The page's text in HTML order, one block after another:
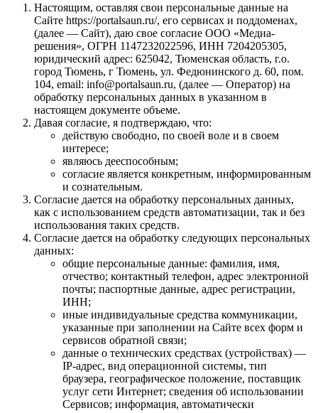
Настоящим, оставляя свои персональные данные на
Сайте https://portalsaun.ru/, его сервисах и поддоменах,
(далее — Сайт), даю свое согласие ООО «Медиа-
решения», ОГРН 1147232022596, ИНН 7204205305,
юридический адрес: 625042, Тюменская область, г.о.
город Тюмень, г Тюмень, ул. Федюнинского д. 60, пом.
104, email: info@portalsaun.ru, (далее — Оператор) на
обработку персональных данных в указанном в
настоящем документе объеме.
Давая согласие, я подтверждаю, что:
действую свободно, по своей воле и в своем
интересе;
являюсь дееспособным;
согласие является конкретным, информированным
и сознательным.
Согласие дается на обработку персональных данных,
как с использованием средств автоматизации, так и без
использования таких средств.
Согласие дается на обработку следующих персональных
данных:
общие персональные данные: фамилия, имя,
отчество; контактный телефон, адрес электронной
почты; паспортные данные, адрес регистрации,
ИНН;
иные индивидуальные средства коммуникации,
указанные при заполнении на Сайте всех форм и
сервисов обратной связи;
данные о технических средствах (устройствах) —
IP-адрес, вид операционной системы, тип
браузера, географическое положение, поставщик
услуг сети Интернет; сведения об использовании
Сервисов; информация, автоматически